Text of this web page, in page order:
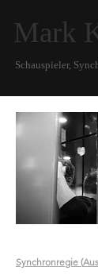
Mark
Schauspieler,
Synchronregie (